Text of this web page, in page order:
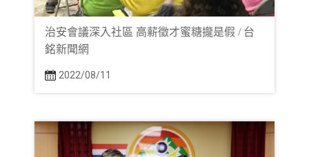
治安會議深入社區 高薪徵才蜜糖攏是假 / 台
銘新聞網
2022/08/11